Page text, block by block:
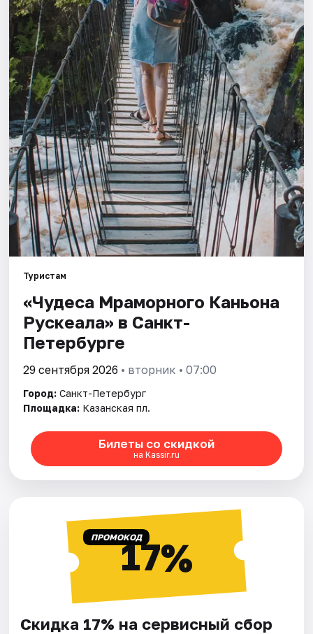
Города
Площадки
Артисты
Рейтинги
Туристам
«Чудеса Мраморного Каньона
Рускеала» в Санкт-
Петербурге
29 сентября 2026 • вторник • 07:00
Город: Санкт-Петербург
Площадка: Казанская пл.
Билеты со скидкой
на Kassir.ru
ПРОМОКОД17%
Скидка 17% на сервисный сбор